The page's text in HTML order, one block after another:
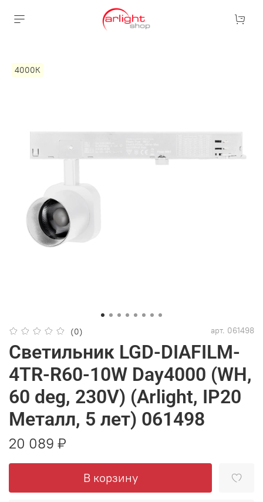
4000К
(0) арт. 061498
Светильник LGD-DIAFILM-
4TR-R60-10W Day4000 (WH,
60 deg, 230V) (Arlight, IP20
Металл, 5 лет) 061498
20 089 ₽
В корзину